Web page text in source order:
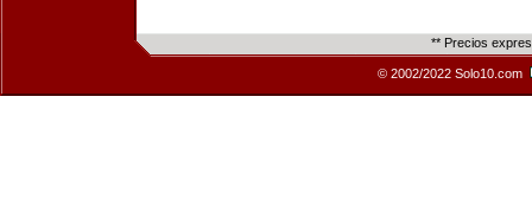
** Precios
© 2002/2022 Solo10.com